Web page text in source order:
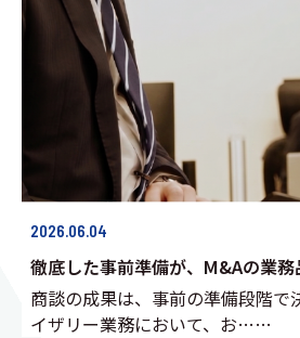
2026.06.04
徹底した事前準備が、M&Aの業務
商談の成果は、事前の準備段階で
イザリー業務において、お……